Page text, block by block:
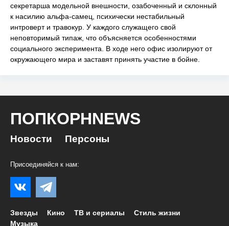
секретарша модельной внешности, озабоченный и склонный
к насилию альфа-самец, психически нестабильный
интроверт и травокур. У каждого служащего свой
неповторимый типаж, что объясняется особенностями
социального эксперимента. В ходе него офис изолируют от
окружающего мира и заставят принять участие в бойне.
ПОПКОРНNEWS
Новости Персоны
Присоединяйся к нам:
Звезды Кино ТВ и сериалы
Стиль жизни
Музыка